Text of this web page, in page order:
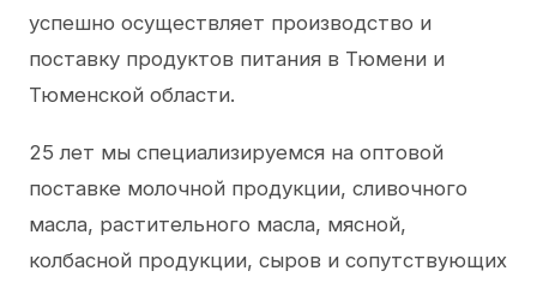
успешно осуществляет производство и
поставку продуктов питания в Тюмени и
Тюменской области.
25 лет мы специализируемся на оптовой
поставке молочной продукции, сливочного
масла, растительного масла, мясной,
колбасной продукции, сыров и сопутствующих